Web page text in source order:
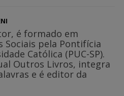
é formado em
Sociais pela Pontifícia
Católica (PUC-SP).
Outros Livros, integra
e é editor da